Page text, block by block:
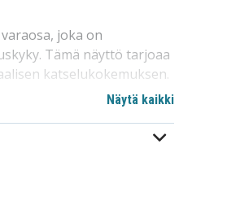
joka on
Tämä näyttö tarjoaa
katselukokemuksen.
mikä tekee siitäNäytä kaikki